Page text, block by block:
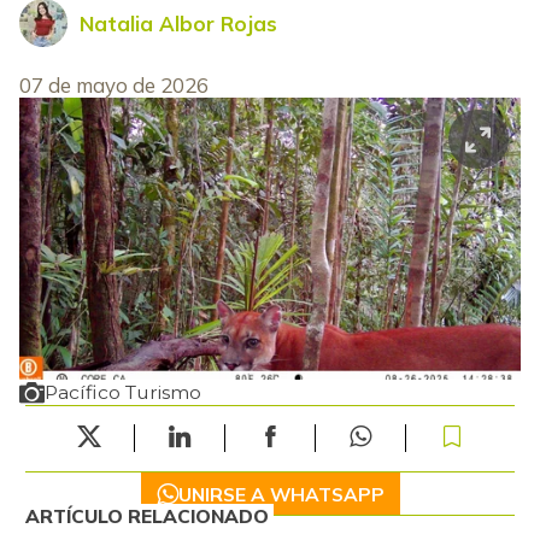
Natalia Albor Rojas
07 de mayo de 2026
Pacífico Turismo
UNIRSE A WHATSAPP
ARTÍCULO RELACIONADO